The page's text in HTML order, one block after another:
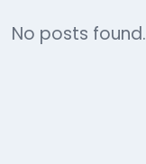
No posts found.